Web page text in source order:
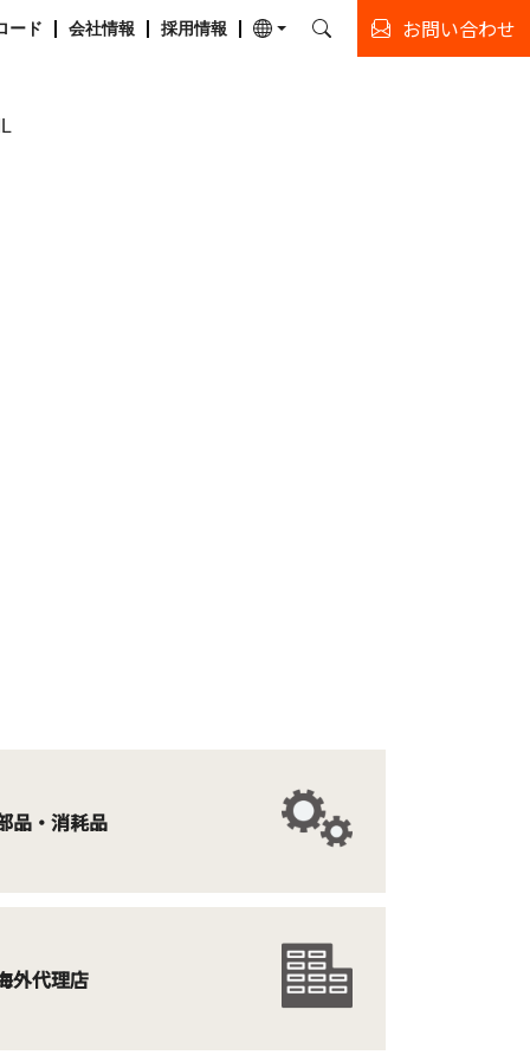
ード 会社情報 採用情報 お問い合わせ
品・消耗品
外代理店